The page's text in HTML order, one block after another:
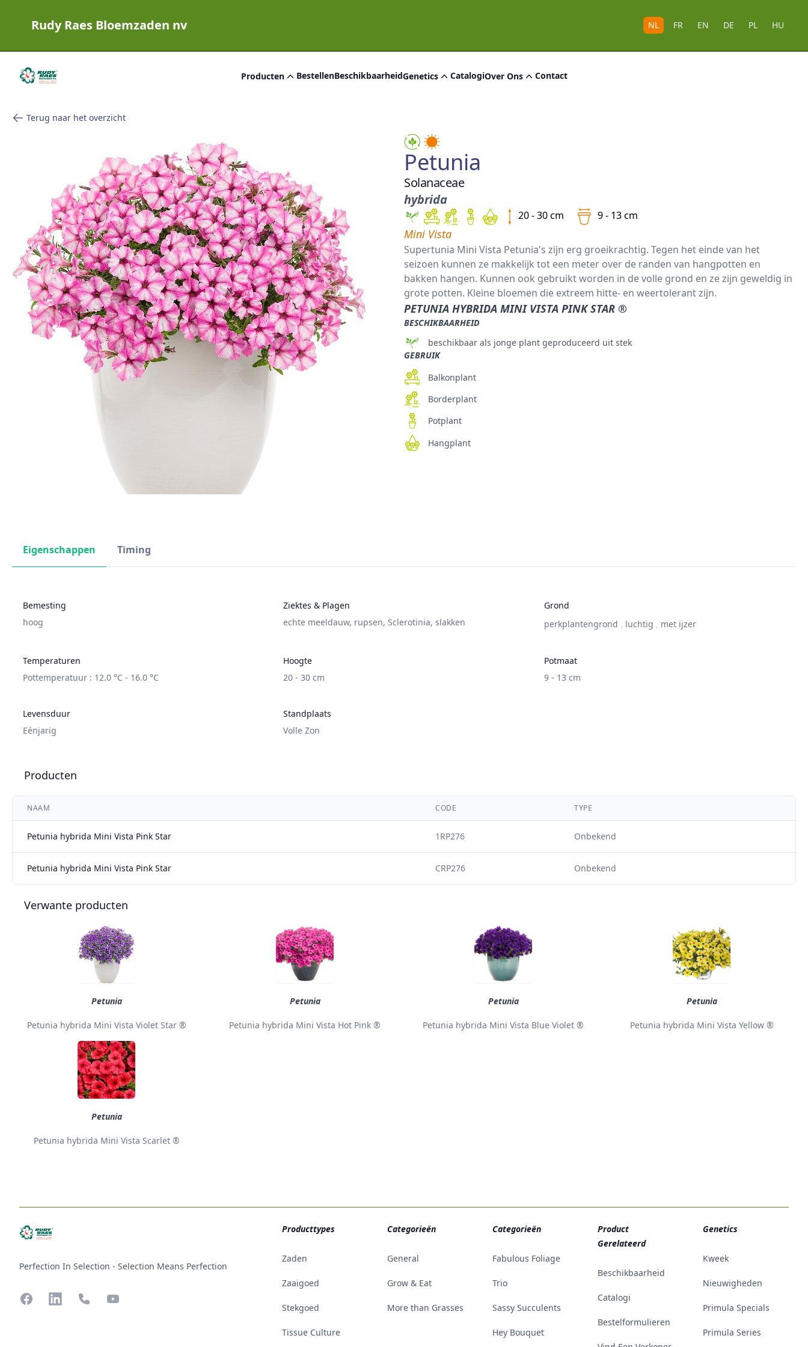
Rudy Raes Bloemzaden nv NL FR EN DE PL HU
Rudy Raes Bloemzaden nv Producten BestellenBeschikbaarheidGenetics CatalogiOver Ons Contact
Terug naar het overzicht
Petunia
Solanaceae
hybrida
20 - 30 cm 9 - 13 cm
Mini Vista
Supertunia Mini Vista Petunia's zijn erg groeikrachtig. Tegen het einde van het
seizoen kunnen ze makkelijk tot een meter over de randen van hangpotten en
bakken hangen. Kunnen ook gebruikt worden in de volle grond en ze zijn geweldig in
grote potten. Kleine bloemen die extreem hitte- en weertolerant zijn.
PETUNIA HYBRIDA MINI VISTA PINK STAR ®
BESCHIKBAARHEID
beschikbaar als jonge plant geproduceerd uit stek
GEBRUIK
Balkonplant
Borderplant
Potplant
Hangplant
Eigenschappen Timing
Bemesting
hoog
Ziektes & Plagen
echte meeldauw, rupsen, Sclerotinia, slakken
Grond
perkplantengrond , luchtig , met ijzer
Temperaturen
Pottemperatuur : 12.0 °C - 16.0 °C
Hoogte
20 - 30 cm
Potmaat
9 - 13 cm
Levensduur
Eénjarig
Standplaats
Volle Zon
Producten
NAAM CODE TYPE
Petunia hybrida Mini Vista Pink Star 1RP276 Onbekend
Petunia hybrida Mini Vista Pink Star CRP276 Onbekend
Verwante producten
Petunia
Petunia hybrida Mini Vista Violet Star ®
Petunia
Petunia hybrida Mini Vista Hot Pink ®
Petunia
Petunia hybrida Mini Vista Blue Violet ®
Petunia
Petunia hybrida Mini Vista Yellow ®
Petunia
Petunia hybrida Mini Vista Scarlet ®
Perfection In Selection - Selection Means Perfection
FacebookLinkedInPhone YouTube
Producttypes
Zaden
Zaaigoed
Stekgoed
Tissue Culture
Categorieën
General
Grow & Eat
More than Grasses
Categorieën
Fabulous Foliage
Trio
Sassy Succulents
Hey Bouquet
Product
Gerelateerd
Beschikbaarheid
Catalogi
Bestelformulieren
Genetics
Kweek
Nieuwigheden
Primula Specials
Primula Series